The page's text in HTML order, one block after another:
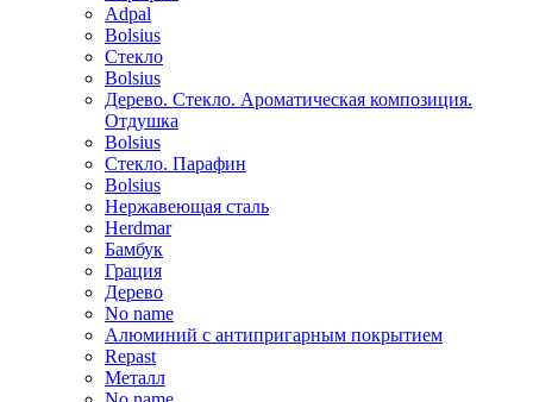
Adpal
Bolsius
Стекло
Bolsius
Дерево. Стекло. Ароматическая композиция.
Отдушка
Bolsius
Стекло. Парафин
Bolsius
Нержавеющая сталь
Herdmar
Бамбук
Грация
Дерево
No name
Алюминий с антипригарным покрытием
Repast
Металл